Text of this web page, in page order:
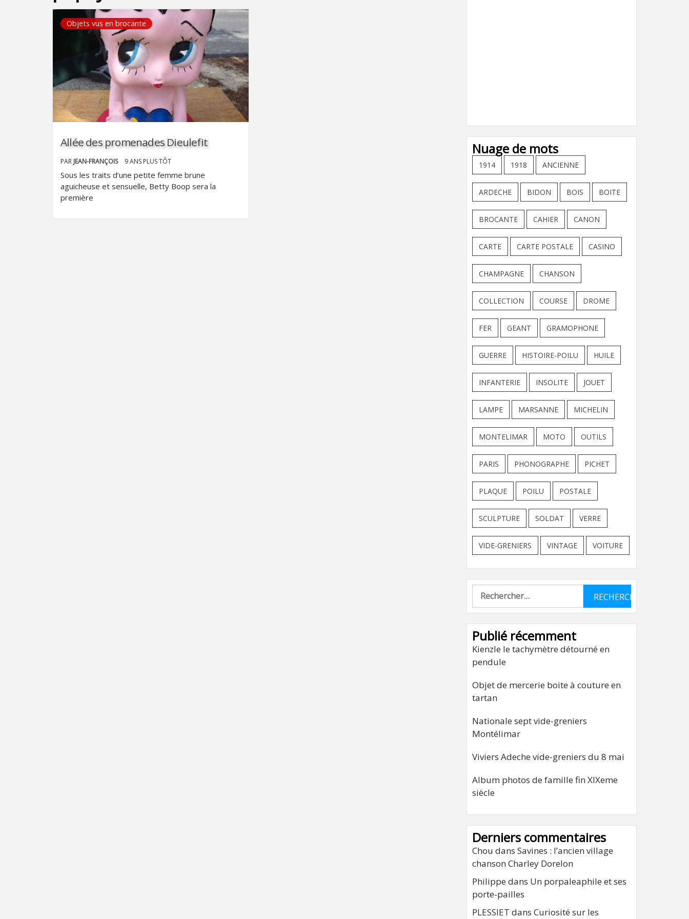
Objets vus en brocante
Allée des promenades Dieulefit
PAR JEAN-FRANÇOIS 9 ANS PLUS TÔT
Sous les traits d’une petite femme brune
aguicheuse et sensuelle, Betty Boop sera la
première
Nuage de mots
1914 1918 ANCIENNE
ARDECHE BIDON BOIS BOITE
BROCANTE CAHIER CANON
CARTE CARTE POSTALE CASINO
CHAMPAGNE CHANSON
COLLECTION COURSE DROME
FER GEANT GRAMOPHONE
GUERRE HISTOIRE-POILU HUILE
INFANTERIE INSOLITE JOUET
LAMPE MARSANNE MICHELIN
MONTELIMAR MOTO OUTILS
PARIS PHONOGRAPHE PICHET
PLAQUE POILU POSTALE
SCULPTURE SOLDAT VERRE
VIDE-GRENIERS VINTAGE VOITURE
Rechercher :
Publié récemment
Kienzle le tachymètre détourné en
pendule
Objet de mercerie boite à couture en
tartan
Nationale sept vide-greniers
Montélimar
Viviers Adeche vide-greniers du 8 mai
Album photos de famille fin XIXeme
siècle
Derniers commentaires
Chou dans Savines : l’ancien village
chanson Charley Dorelon
Philippe dans Un porpaleaphile et ses
porte-pailles
PLESSIET dans Curiosité sur les